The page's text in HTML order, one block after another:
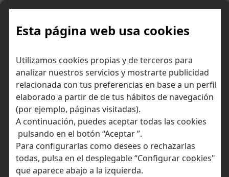
Esta página web usa cookies
Utilizamos cookies propias y de terceros para
analizar nuestros servicios y mostrarte publicidad
relacionada con tus preferencias en base a un perfil
elaborado a partir de de tus hábitos de navegación
(por ejemplo, páginas visitadas).
A continuación, puedes aceptar todas las cookies
pulsando en el botón “Aceptar ”.
Para configurarlas como desees o rechazarlas
todas, pulsa en el desplegable “Configurar cookies"
que aparece abajo a la izquierda.
Skip
Inicio Consejos para invertir
Copiar o batir al mercado:
éstas son las claves para decidirte, por activa o por pasiva